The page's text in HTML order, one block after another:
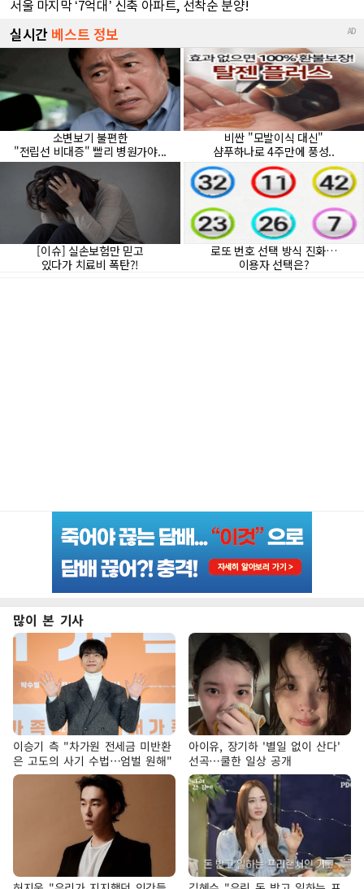
많이 본 기사
이승기 측 "차가원 전세금 미반환
은 고도의 사기 수법…엄벌 원해"
아이유, 장기하 '별일 없이 산다'
선곡…쿨한 일상 공개